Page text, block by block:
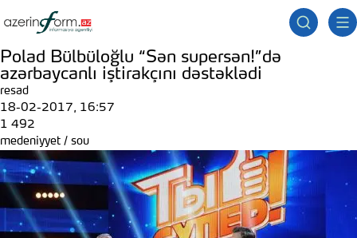
Polad Bülbüloğlu “Sən supersən!”də
azərbaycanlı iştirakçını dəstəklədi
resad
18-02-2017, 16:57
1 492
medeniyyet / sou